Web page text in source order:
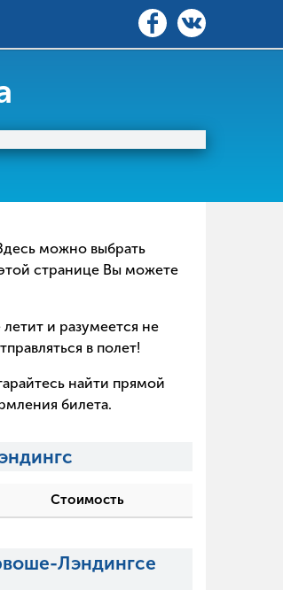
можно выбрать
странице Вы можете
и разумеется не
в полет!
найти прямой
билета.
Стоимость
Лэндингсе